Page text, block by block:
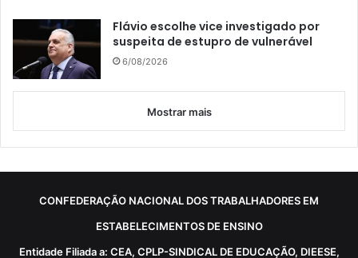
Flávio escolhe vice investigado por
suspeita de estupro de vulnerável
6/08/2026
Mostrar mais
CONFEDERAÇÃO NACIONAL DOS TRABALHADORES EM
ESTABELECIMENTOS DE ENSINO
Entidade Filiada a: CEA, CPLP-SINDICAL DE EDUCAÇÃO, DIEESE,